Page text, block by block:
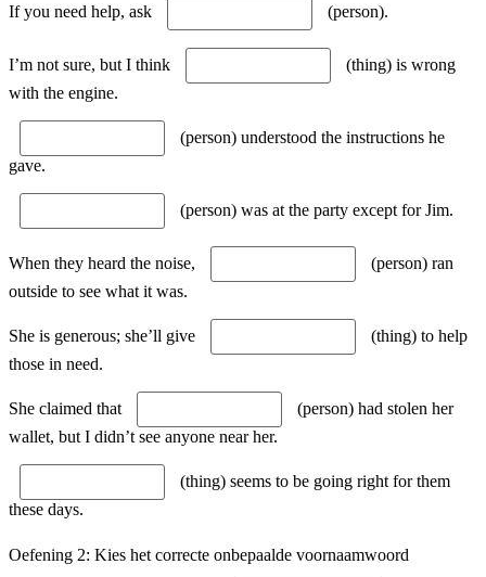
If you need help, ask (person).
I’m not sure, but I think
(thing) is wrong
with the engine.
(person) understood the instructions he
gave.
(person) was at the party except for Jim.
When they heard the noise,
(person) ran
outside to see what it was.
She is generous; she’ll give
(thing) to help
those in need.
She claimed that
(person) had stolen her
wallet, but I didn’t see anyone near her.
(thing) seems to be going right for them
these days.
Oefening 2: Kies het correcte onbepaalde voornaamwoord